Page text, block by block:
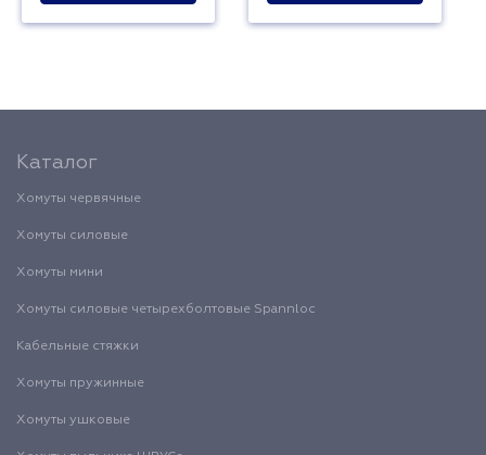
Каталог
Хомуты червячные
Хомуты силовые
Хомуты мини
Хомуты силовые четырехболтовые Spannloc
Кабельные стяжки
Хомуты пружинные
Хомуты ушковые